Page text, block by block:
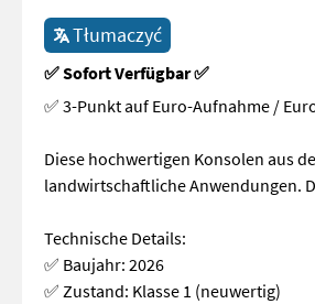
Tłumaczyć
✅ Sofort Verfügbar ✅
✅ 3-Punkt auf Euro-Aufnahme /
Diese hochwertigen Konsolen aus
landwirtschaftliche Anwendungen.
Technische Details:
✅ Baujahr: 2026
✅ Zustand: Klasse 1 (neuwertig)